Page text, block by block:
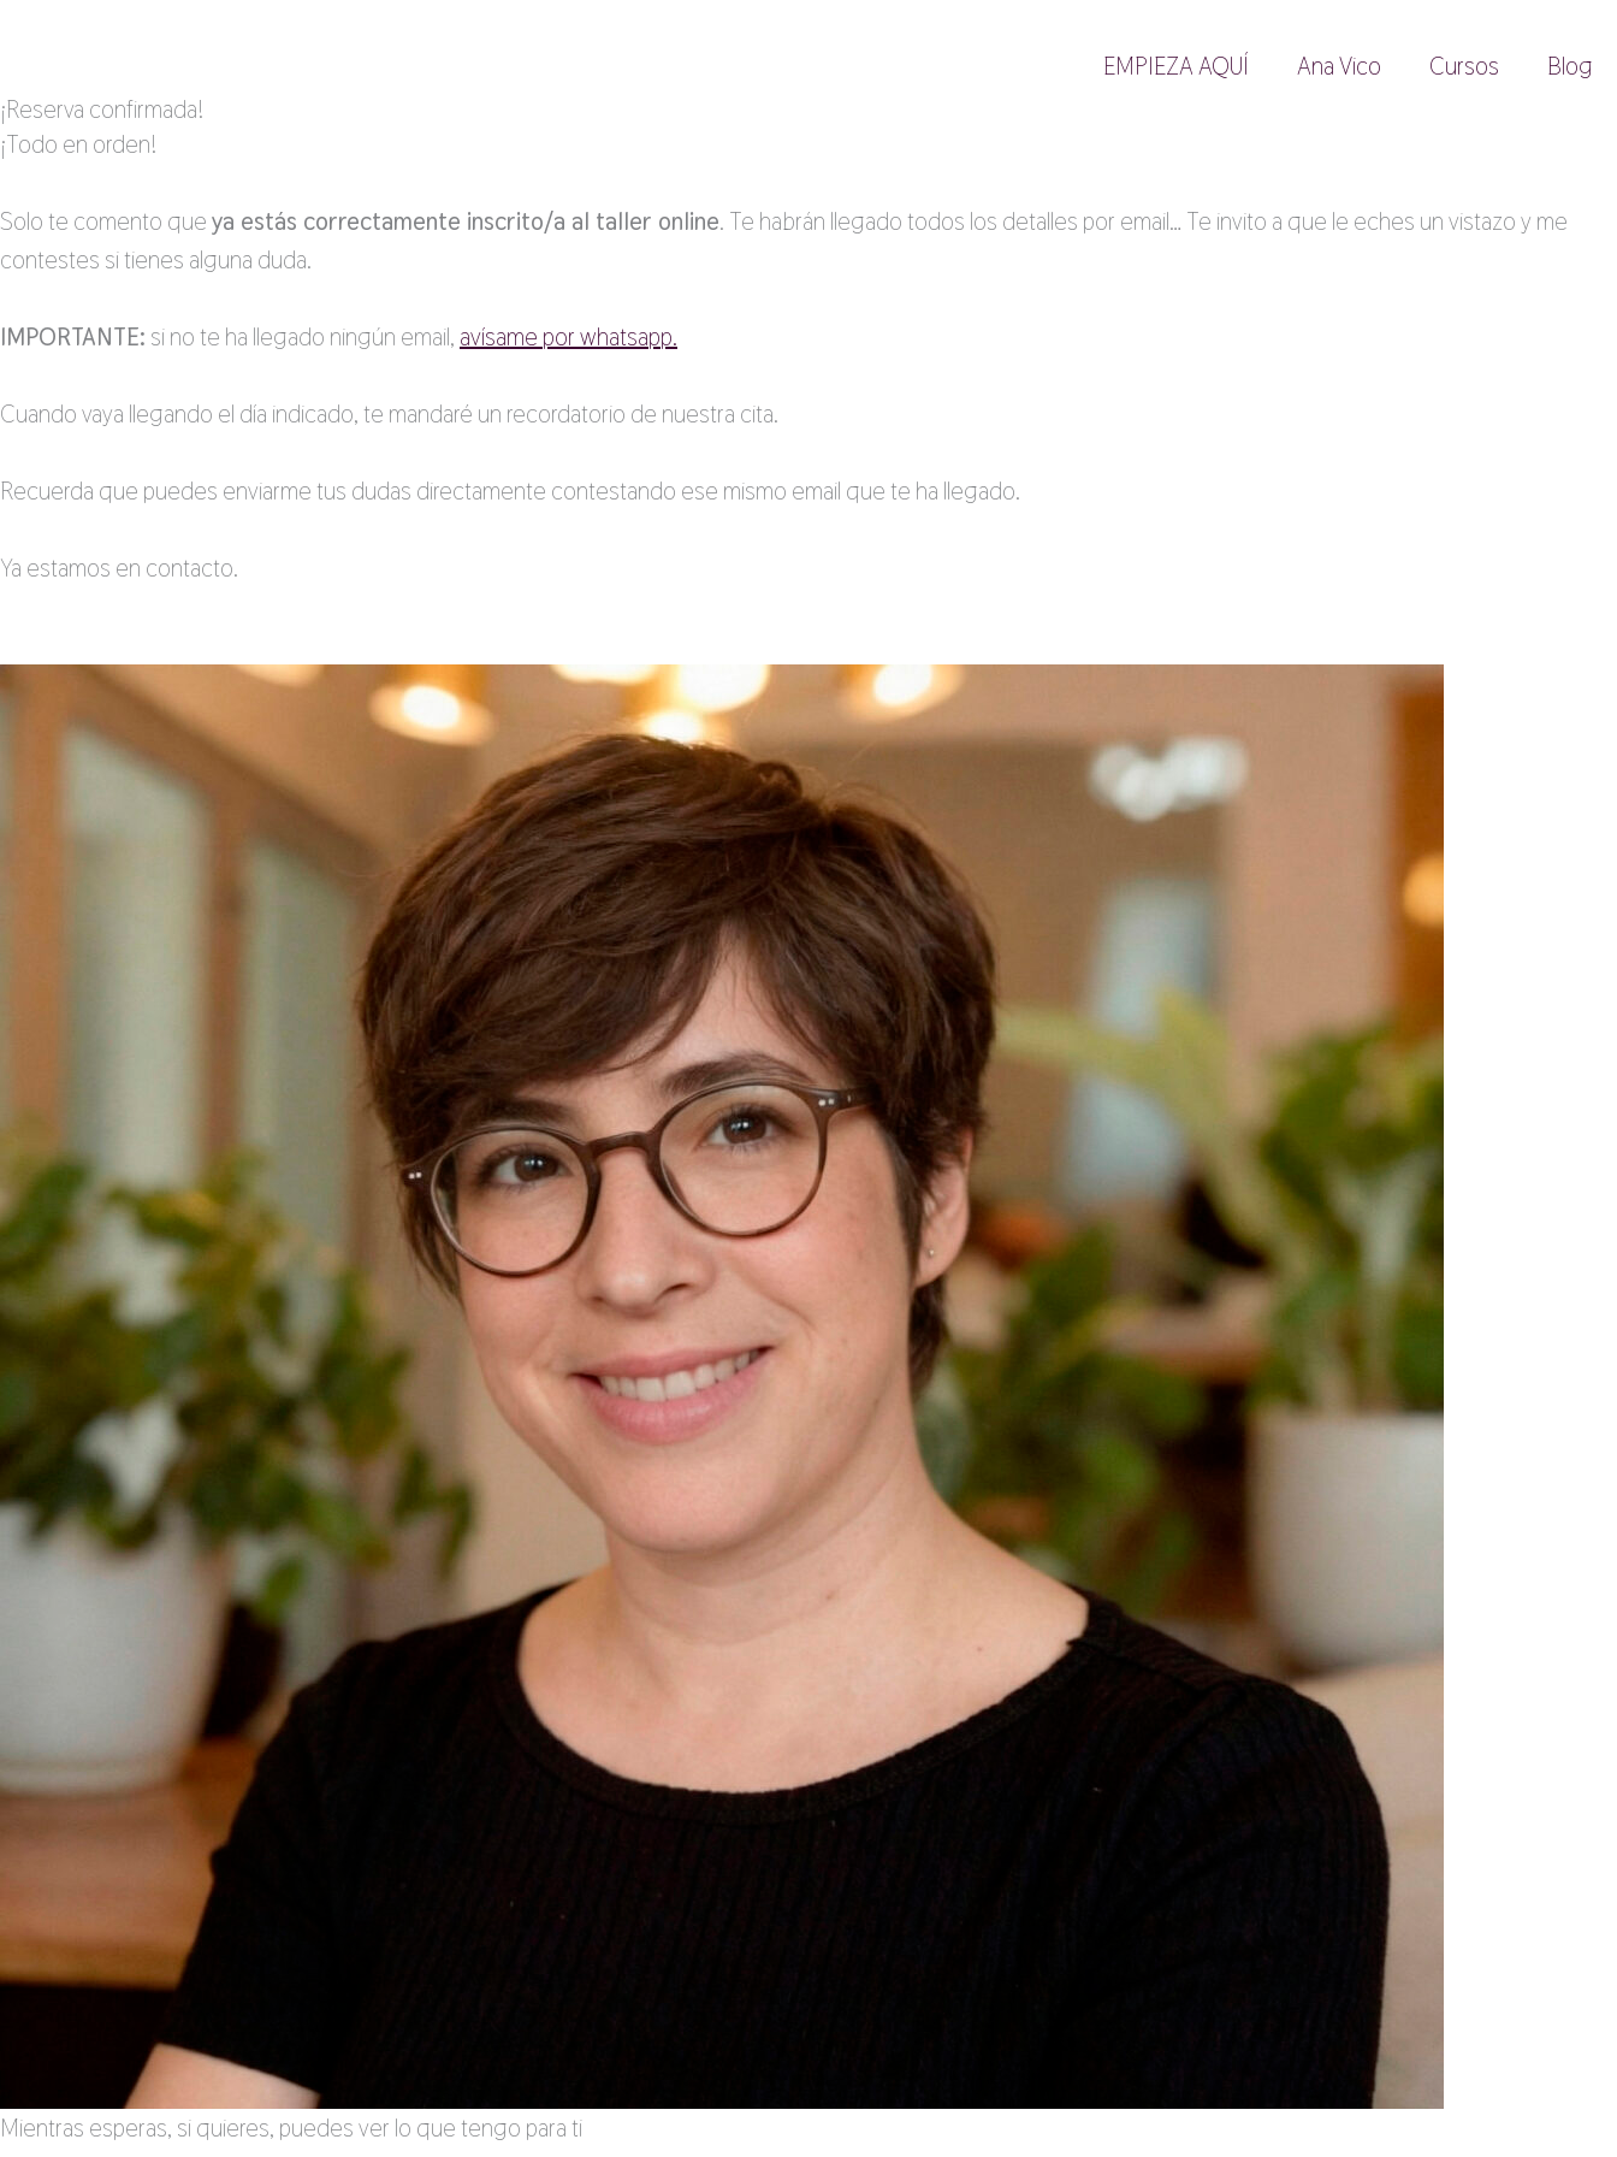
contenido
EMPIEZA AQUÍ Ana Vico Cursos
Blog
¡Reserva confirmada!
¡Todo en orden!
Solo te comento queya estás correctamente inscrito/a al taller online. Te habrán llegado todos los detalles por email… Te invito a que le eches un vistazo y me
contestes si tienes alguna duda.
IMPORTANTE: si no te ha llegado ningún email, avísame por whatsapp.
Cuando vaya llegando el día indicado, te mandaré un recordatorio de nuestra cita.
Recuerda que puedes enviarme tus dudas directamente contestando ese mismo email que te ha llegado.
Ya estamos en contacto.
Mientras esperas, si quieres, puedes ver lo que tengo para ti